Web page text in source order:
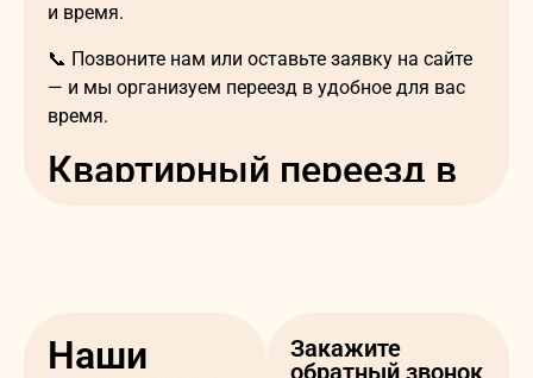
и время.
📞 Позвоните нам или оставьте заявку на сайте
— и мы организуем переезд в удобное для вас
время.
Квартирный переезд в
Квартирный переезд — это событие, которое
Наши
Закажите